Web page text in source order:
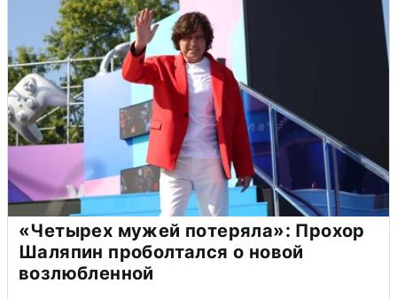
«Четырех мужей потеряла»: Прохор
Шаляпин проболтался о новой
возлюбленной